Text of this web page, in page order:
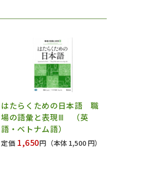
はたらくための日本語 職
場の語彙と表現Ⅲ （英
語・ベトナム語）
定価 1,650円 （本体 1,500 円）